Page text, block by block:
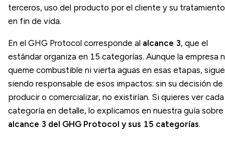
terceros, uso del producto por el cliente y su tratamiento
en fin de vida.
En el GHG Protocol corresponde al alcance 3, que el
estándar organiza en 15 categorías. Aunque la empresa
queme combustible ni vierta aguas en esas etapas, sigue
siendo responsable de esos impactos: sin su decisión de
producir o comercializar, no existirían. Si quieres ver cada
categoría en detalle, lo explicamos en nuestra guía sobre
alcance 3 del GHG Protocol y sus 15 categorías.